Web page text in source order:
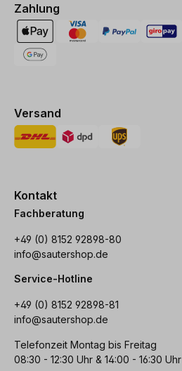
Zahlung
Versand
Kontakt
Fachberatung
+49 (0) 8152 92898-80
info@sautershop.de
Service-Hotline
+49 (0) 8152 92898-81
info@sautershop.de
Telefonzeit Montag bis Freitag
08:30 - 12:30 Uhr & 14:00 - 16:30 Uhr